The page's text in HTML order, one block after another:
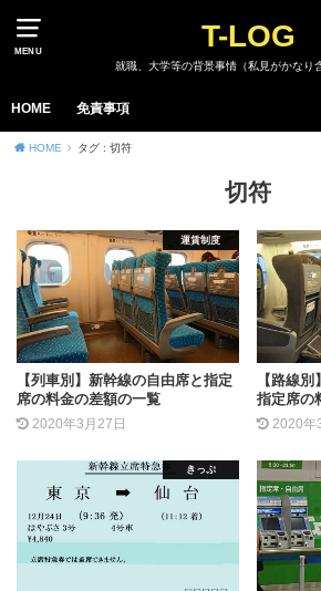
MENU T-LOG
就職、大学等の背景事情（私見がかなり
HOME 免責事項
HOME タグ : 切符
切符
運賃制度
【列車別】新幹線の自由席と指定
席の料金の差額の一覧
2020年3月27日
【路線
指定席の
2020年
きっぷ